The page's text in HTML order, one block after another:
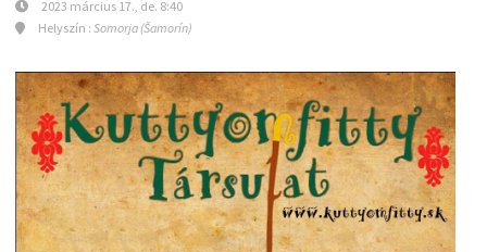
2023 március 17., de. 8:40
Helyszín : Somorja (Šamorín)